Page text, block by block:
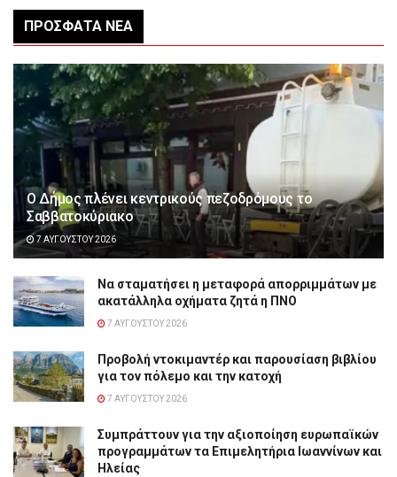
ΠΡΌΣΦΑΤΑ ΝΈΑ
Ο Δήμος πλένει κεντρικούς πεζοδρόμους το
Σαββατοκύριακο
7 ΑΥΓΟΎΣΤΟΥ 2026
Να σταματήσει η μεταφορά απορριμμάτων με
ακατάλληλα οχήματα ζητά η ΠΝΟ
7 ΑΥΓΟΎΣΤΟΥ 2026
Προβολή ντοκιμαντέρ και παρουσίαση βιβλίου
για τον πόλεμο και την κατοχή
7 ΑΥΓΟΎΣΤΟΥ 2026
Συμπράττουν για την αξιοποίηση ευρωπαϊκών
προγραμμάτων τα Επιμελητήρια Ιωαννίνων και
Ηλείας